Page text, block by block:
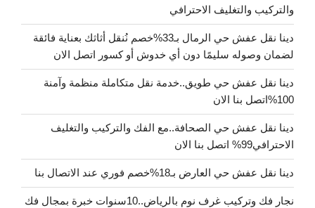
والتركيب والتغليف الاحترافي
دينا نقل عفش حي الرمال بـ33%خصم نُنقل أثاثك بعناية فائقة
لضمان وصوله سليمًا دون أي خدوش أو كسور اتصل الان
دينا نقل عفش حي طويق..خدمة نقل متكاملة منظمة وآمنة
100%اتصل بنا الان
دينا نقل عفش حي الصحافة..مع الفك والتركيب والتغليف
الاحترافي99% اتصل بنا الان
دينا نقل عفش حي العارض بـ18%خصم فوري عند الاتصال بنا
نجار فك وتركيب غرف نوم بالرياض..10سنوات خبرة بمجال فك